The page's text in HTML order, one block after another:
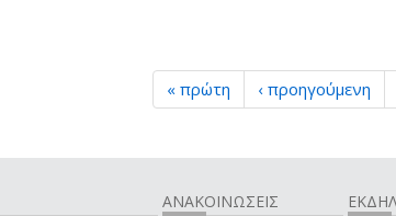
« πρώτη ‹ προηγούμενη
ΑΝΑΚΟΙΝΩΣΕΙΣ